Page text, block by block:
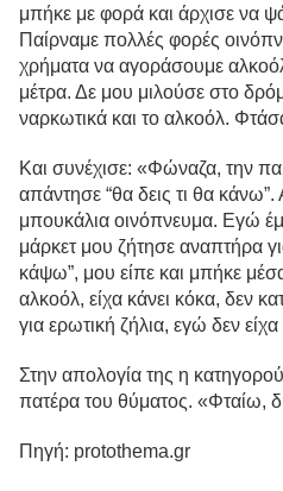
μπήκε με φορά και άρχισε να
Παίρναμε πολλές φορές
χρήματα να αγοράσουμε
μέτρα. Δε μου μιλούσε στο
ναρκωτικά και το αλκοόλ.
Και συνέχισε: «Φώναζα, την
απάντησε “θα δεις τι θα
μπουκάλια οινόπνευμα. Εγώ
μάρκετ μου ζήτησε αναπτήρα
κάψω”, μου είπε και μπήκε
αλκοόλ, είχα κάνει κόκα, δεν
για ερωτική ζήλια, εγώ δεν
Στην απολογία της η
πατέρα του θύματος. «Φταίω,
Πηγή: protothema.gr